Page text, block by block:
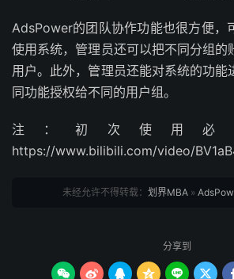
AdsPower的团队协作功能也很方便，
使用系统，管理员还可以把不同分组的
用户。此外，管理员还能对系统的功能
同功能授权给不同的用户组。
注：初次使用必
https://www.bilibili.com/video/
未经允许不得转载： 划界MBA»
分享到
     